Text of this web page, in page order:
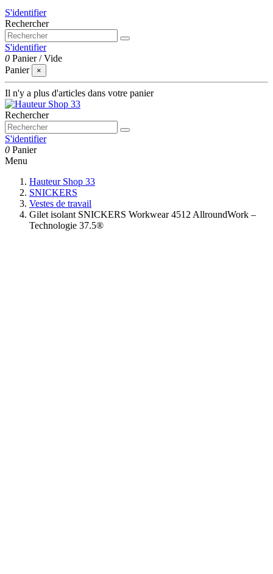
S'identifier
Rechercher
S'identifier
0 Panier /Vide
Panier
×
Il n'y a plus d'articles dans votre panier
Rechercher
S'identifier
0 Panier
Menu
Hauteur Shop 33
SNICKERS
Vestes de travail
Gilet isolant SNICKERS Workwear 4512 AllroundWork –
Technologie 37.5®